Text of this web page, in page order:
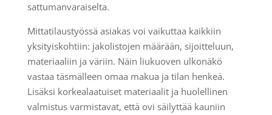
sattumanvaraiselta.
Mittatilaustyössä asiakas voi vaikuttaa kaikkiin
yksityiskohtiin: jakolistojen määrään, sijoitteluun,
materiaaliin ja väriin. Näin liukuoven ulkonäkö
vastaa täsmälleen omaa makua ja tilan henkeä.
Lisäksi korkealaatuiset materiaalit ja huolellinen
valmistus varmistavat, että ovi säilyttää kauniin